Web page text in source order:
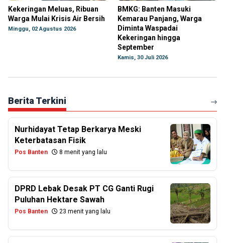
Kekeringan Meluas, Ribuan
Warga Mulai Krisis Air Bersih
Minggu, 02 Agustus 2026
BMKG: Banten Masuki
Kemarau Panjang, Warga
Diminta Waspadai
Kekeringan hingga
September
Kamis, 30 Juli 2026
Berita Terkini
Nurhidayat Tetap Berkarya Meski
Keterbatasan Fisik
Pos Banten 8 menit yang lalu
DPRD Lebak Desak PT CG Ganti Rugi
Puluhan Hektare Sawah
Pos Banten 23 menit yang lalu